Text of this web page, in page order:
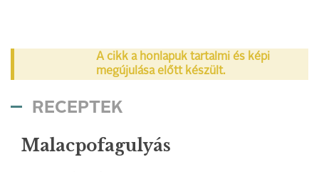
A cikk a honlapuk tartalmi és képi
megújulása előtt készült.
RECEPTEK
Malacpofagulyás